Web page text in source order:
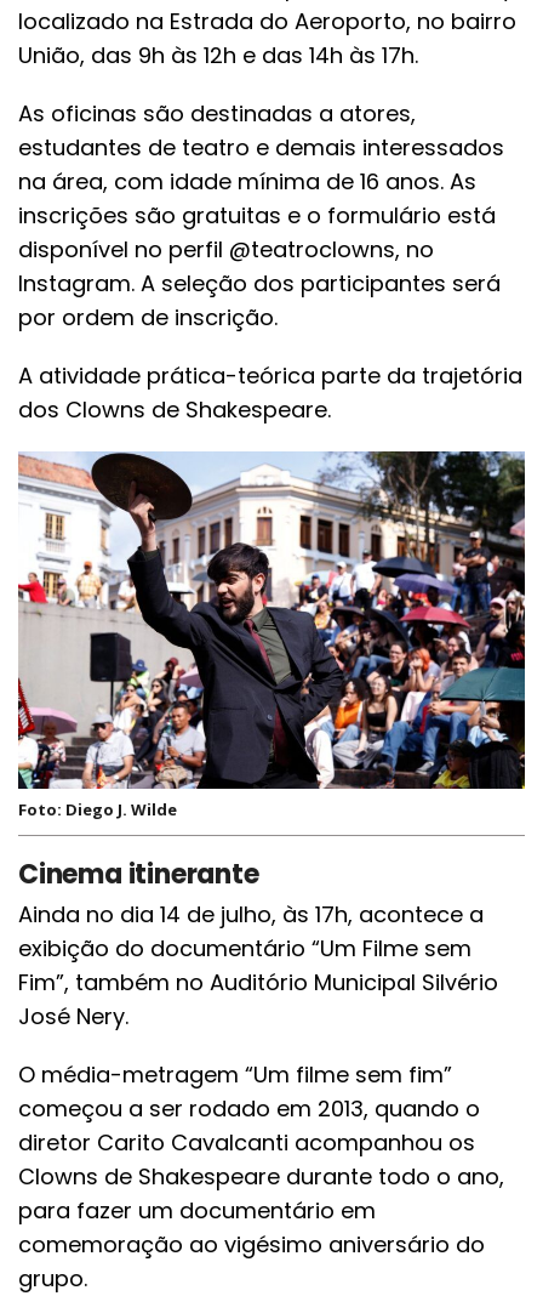
localizado na Estrada do Aeroporto, no bairro
União, das 9h às 12h e das 14h às 17h.
As oficinas são destinadas a atores,
estudantes de teatro e demais interessados
na área, com idade mínima de 16 anos. As
inscrições são gratuitas e o formulário está
disponível no perfil @teatroclowns, no
Instagram. A seleção dos participantes será
por ordem de inscrição.
A atividade prática-teórica parte da trajetória
dos Clowns de Shakespeare.
Foto: Diego J. Wilde
Cinema itinerante
Ainda no dia 14 de julho, às 17h, acontece a
exibição do documentário “Um Filme sem
Fim”, também no Auditório Municipal Silvério
José Nery.
O média-metragem “Um filme sem fim”
começou a ser rodado em 2013, quando o
diretor Carito Cavalcanti acompanhou os
Clowns de Shakespeare durante todo o ano,
para fazer um documentário em
comemoração ao vigésimo aniversário do
grupo.